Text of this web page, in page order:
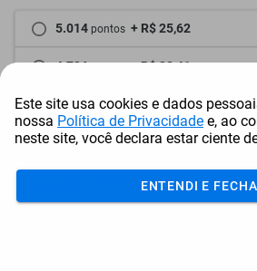
5.014 pontos + R$ 25,62
4.736 + R$ 38,41
4.457 pontos + R$ 51,24
Este site usa cookies e dados
nossa Política de Privacidade e, ao
neste site, você declara estar ciente
ENTENDI E